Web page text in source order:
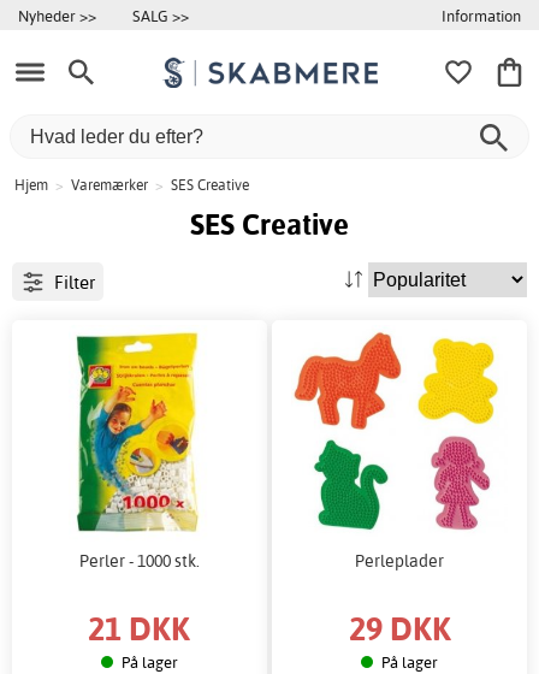
Nyheder >> SALG >> Information
Hjem > Varemærker > SES Creative
SES Creative
Filter
Perler - 1000 stk.
21 DKK
På lager
Perleplader
29 DKK
På lager